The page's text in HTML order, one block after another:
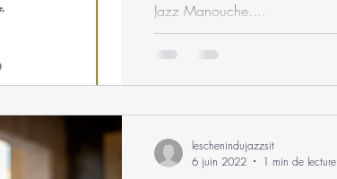
Jazz Manouche....
leschenindujazzsit
6 juin 2022
1 min de lecture